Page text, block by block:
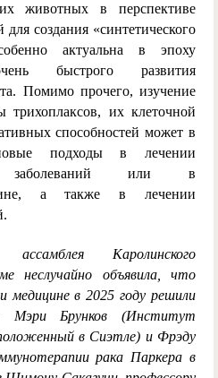
животных в перспективе
создания «синтетического
актуальна в эпоху
быстрого развития
Помимо прочего, изучение
трихоплаксов, их клеточной
способностей может в
подходы в лечении
заболеваний или в
а также в лечении
Каролинского
неслучайно объявила, что
медицине в 2025 году решили
Мэри Брунков (Институт
в Сиэтле) и Фрэду
рака Паркера в